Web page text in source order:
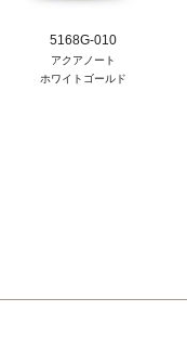
5168G-010
アクアノート
ホワイトゴールド